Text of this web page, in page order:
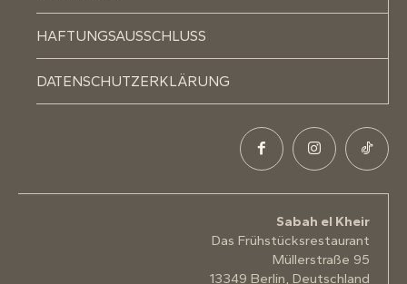
HAFTUNGSAUSSCHLUSS
DATENSCHUTZERKLÄRUNG
Sabah el Kheir
Das Frühstücksrestaurant
Müllerstraße 95
13349 Berlin, Deutschland